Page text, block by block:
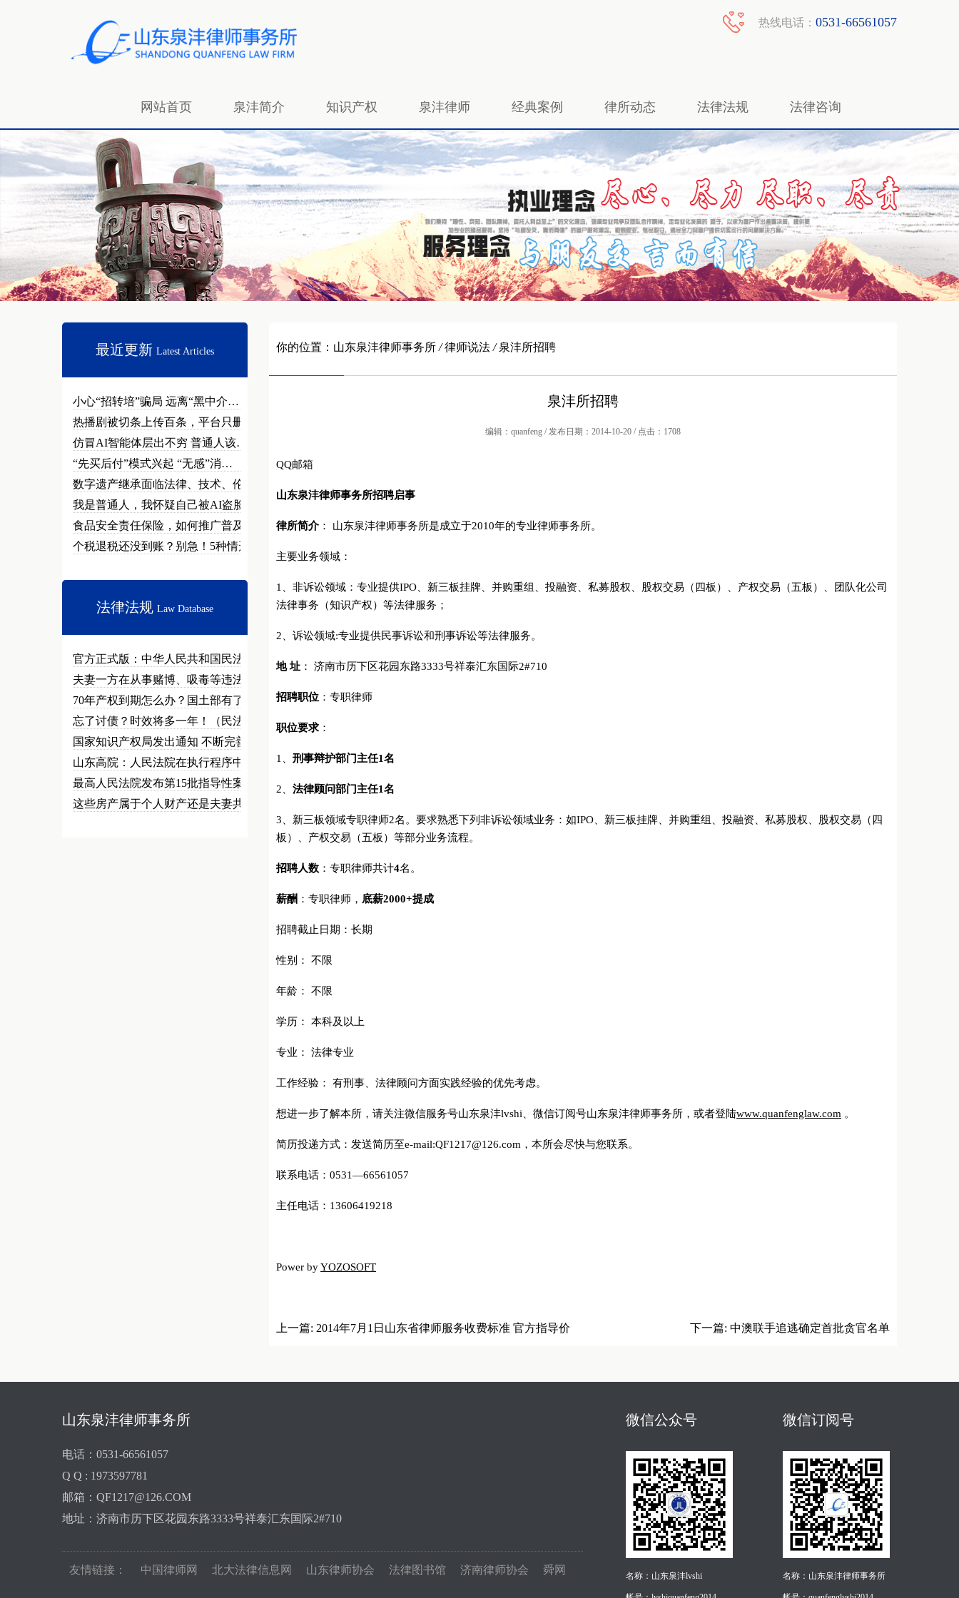
热线电话： 0531-66561057
网站首页 泉沣简介 知识产权 泉沣律师 经典案例 律所动态 法律法规 法律咨询
最近更新 Latest Articles
小心“招转培”骗局 远离“黑中介…
热播剧被切条上传百条，平台只删不…
仿冒AI智能体层出不穷 普通人该…
“先买后付”模式兴起 “无感”消…
数字遗产继承面临法律、技术、伦理…
我是普通人，我怀疑自己被AI盗脸…
食品安全责任保险，如何推广普及？
个税退税还没到账？别急！5种情形…
法律法规 Law Database
官方正式版：中华人民共和国民法总…
夫妻一方在从事赌博、吸毒等违法犯…
70年产权到期怎么办？国土部有了…
忘了讨债？时效将多一年！（民法草…
国家知识产权局发出通知 不断完善…
山东高院：人民法院在执行程序中可…
最高人民法院发布第15批指导性案…
这些房产属于个人财产还是夫妻共同…
你的位置： 山东泉沣律师事务所 / 律师说法 /泉沣所招聘
泉沣所招聘
编辑：quanfeng / 发布日期：2014-10-20 / 点击：1708
QQ邮箱
山东泉沣律师事务所招聘启事
律所简介： 山东泉沣律师事务所是成立于2010年的专业律师事务所。
主要业务领域：
1、非诉讼领域：专业提供IPO、新三板挂牌、并购重组、投融资、私募股权、股权交易（四板）、产权交易（五板）、团队化公司
法律事务（知识产权）等法律服务；
2、诉讼领域:专业提供民事诉讼和刑事诉讼等法律服务。
地 址 ： 济南市历下区花园东路3333号祥泰汇东国际2#710
招聘职位 ：专职律师
职位要求 ：
1、 刑事辩护部门主任1名
2、 法律顾问部门主任1名
3、新三板领域专职律师2名。要求熟悉下列非诉讼领域业务：如IPO、新三板挂牌、并购重组、投融资、私募股权、股权交易（四
板）、产权交易（五板）等部分业务流程。
招聘人数 ：专职律师共计4名。
薪酬 ：专职律师， 底薪2000+提成
招聘截止日期：长期
性别： 不限
年龄： 不限
学历： 本科及以上
专业： 法律专业
工作经验： 有刑事、法律顾问方面实践经验的优先考虑。
想进一步了解本所，请关注微信服务号山东泉沣lvshi、微信订阅号山东泉沣律师事务所，或者登陆www.quanfenglaw.com 。
简历投递方式：发送简历至e-mail:QF1217@126.com，本所会尽快与您联系。
联系电话：0531—66561057
主任电话：13606419218
Power byYOZOSOFT
上一篇: 2014年7月1日山东省律师服务收费标准 官方指导价 下一篇: 中澳联手追逃确定首批贪官名单
山东泉沣律师事务所
电话：0531-66561057
Q Q : 1973597781
邮箱：QF1217@126.COM
地址：济南市历下区花园东路3333号祥泰汇东国际2#710
友情链接： 中国律师网 北大法律信息网 山东律师协会 法律图书馆 济南律师协会 舜网
微信公众号
名称：山东泉沣lvshi
微信订阅号
名称：山东泉沣律师事务所